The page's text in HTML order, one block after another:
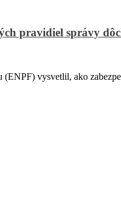
pravidiel správy
vysvetlil, ako